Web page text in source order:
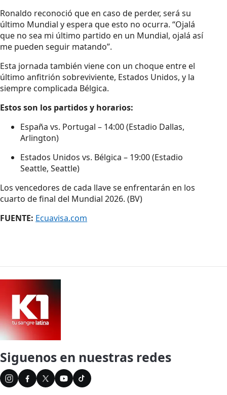
Ronaldo reconoció que en caso de perder, será su
último Mundial y espera que esto no ocurra. “Ojalá
que no sea mi último partido en un Mundial, ojalá así
me pueden seguir matando”.
Esta jornada también viene con un choque entre el
último anfitrión sobreviviente, Estados Unidos, y la
siempre complicada Bélgica.
Estos son los partidos y horarios:
España vs. Portugal – 14:00 (Estadio Dallas,
Arlington)
Estados Unidos vs. Bélgica – 19:00 (Estadio
Seattle, Seattle)
Los vencedores de cada llave se enfrentarán en los
cuarto de final del Mundial 2026. (BV)
FUENTE: Ecuavisa.com
Siguenos en nuestras redes